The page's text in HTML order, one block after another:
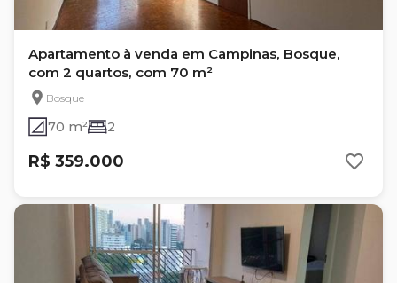
Apartamento à venda em Campinas, Bosque,
com 2 quartos, com 70 m²
Bosque
70 m² 2
R$ 359.000